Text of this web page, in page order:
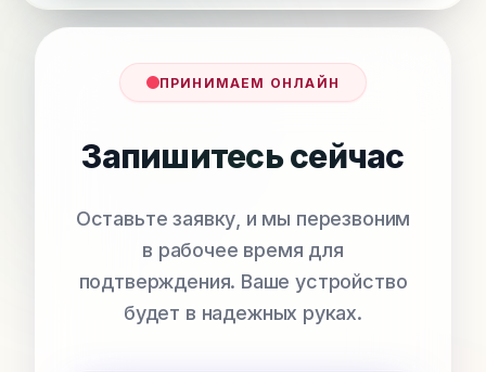
ПРИНИМАЕМ ОНЛАЙН
Запишитесь сейчас
Оставьте заявку, и мы перезвоним
в рабочее время для
подтверждения. Ваше устройство
будет в надежных руках.